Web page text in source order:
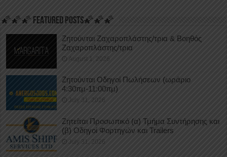
🌠🌠🌠 FEATURED POSTS🌠🌠🌠
Ζητούνται Ζαχαροπλάστης/τρια & Βοηθός
Ζαχαροπλάστης/τρια
August 1, 2026
Ζητούνται Οδηγοί Πωλήσεων (ωράριο
4:30πμ-11:00πμ)
July 31, 2026
Ζητείται Προσωπικό (α) Τμήμα Συντήρησης και
(β) Οδηγοί Φορτηγών και Trailers
July 31, 2026